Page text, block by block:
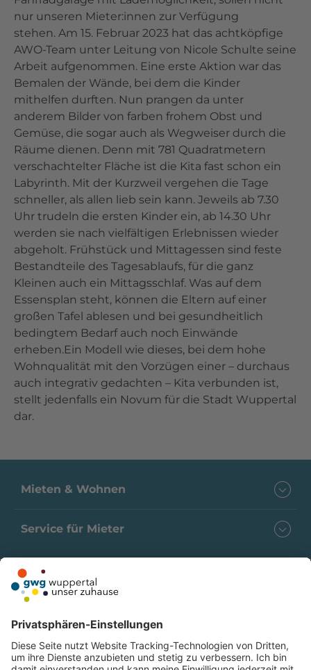
nur unseren Mieter:innen zur Verfügung
stehen. Am 15. Februar 2023 hat das achtköpfige
AWO-Team unter Leitung von Nicole Schulte seine
Arbeit aufgenommen. Eine erste Aktion war das
Bemalen der Wände, bei dem die Kinder
mithelfen durften. Nun prangen da unter
anderem Bilder von farben frohem Obst und
Gemüse, die sogar auch als Wegweiser durch die
Räume dienen. Denn mit 781 Quadratmetern
verschachtelter Fläche ist die Kita fast schon ein
Labyrinth. Mit der Kurzweil vergehen die Tage
schneller, als allen lieb sein kann. Jeweils ab 7.30
Uhr trudeln die ersten Kinder ein, ab 14.30 Uhr
werden sie nach vielfältigen Erlebnissen wieder
abgeholt. Frühstück und Mittagessen sind feste
Bestandteile des Tagesablaufs, für die ganz
Kleinen auch ein Mittagsschlaf. Was auf dem
Essensplan steht, können die Eltern auf einer
großen Tafel ablesen und bei gesundheitlich
bedingtem Bedarf auch noch Einwände
erheben.Ein Modell wie dieses, bei dem hohe
Wohnqualität mit den Vorzügen einer – durchaus
auch integrativ gedachten – Kita verbunden ist,
stellt jedenfalls ein Novum für die Stadt Wuppertal
dar.
Mieten & Wohnen
Service für Mieter
Folgen Sie uns